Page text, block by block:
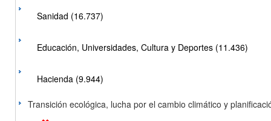
Sanidad (16.737)
Educación, Universidades, Cultura y Deportes (11.436)
Hacienda (9.944)
Transición ecológica, lucha por el cambio climático y